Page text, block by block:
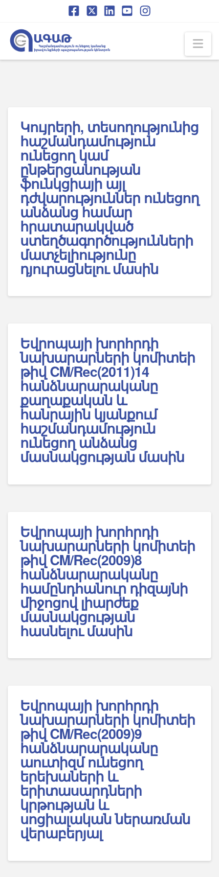
Content
navigation
Կույրերի, տեսողությունից
հաշմանդամություն
ունեցող կամ
ընթերցանության
ֆունկցիայի այլ
դժվարություններ ունեցող
անձանց համար
հրատարակված
ստեղծագործությունների
մատչելիությունը
դյուրացնելու մասին
Եվրոպայի խորհրդի
նախարարների կոմիտեի
թիվ CM/Rec(2011)14
հանձնարարականը
քաղաքական և
հանրային կյանքում
հաշմանդամություն
ունեցող անձանց
մասնակցության մասին
Եվրոպայի խորհրդի
նախարարների կոմիտեի
թիվ CM/Rec(2009)8
հանձնարարականը
համընդհանուր դիզայնի
միջոցով լիարժեք
մասնակցության
հասնելու մասին
Եվրոպայի խորհրդի
նախարարների կոմիտեի
թիվ CM/Rec(2009)9
հանձնարարականը
աուտիզմ ունեցող
երեխաների և
երիտասարդների
կրթության և
սոցիալական ներառման
վերաբերյալ